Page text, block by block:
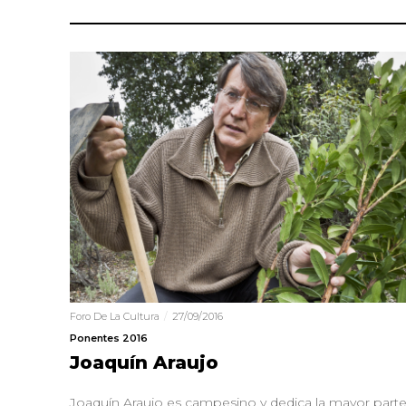
Foro De La Cultura
27/09/2016
Ponentes 2016
Joaquín Araujo
Joaquín Araujo es campesino y dedica la mayor parte